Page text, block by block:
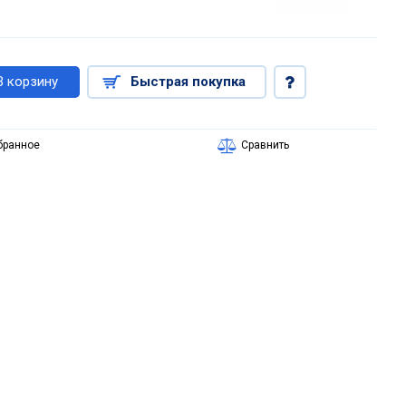
корзину Быстрая покупка
Сравнить